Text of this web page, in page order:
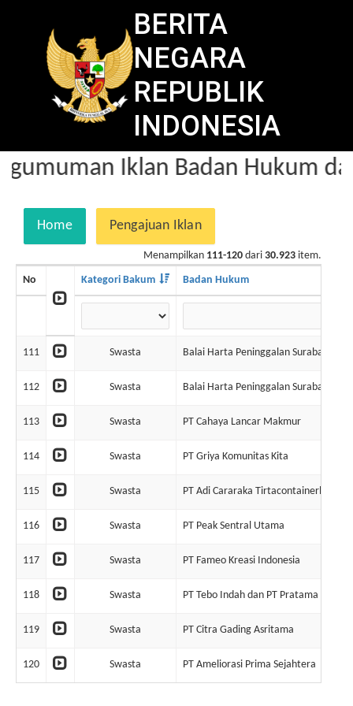
BERITA
NEGARA
REPUBLIK
INDONESIA
Iklan Badan Hukum
Home Pengajuan Iklan
Menampilkan 111-120 dari 30.923 item.
No Kategori Bakum Badan Hukum
111 Swasta Balai Harta Peninggalan Surabaya
112 Swasta Balai Harta Peninggalan Surabaya
113 Swasta PT Cahaya Lancar Makmur
114 Swasta PT Griya Komunitas Kita
115 Swasta PT Adi Cararaka Tirtacontainerline
116 Swasta PT Peak Sentral Utama
117 Swasta PT Fameo Kreasi Indonesia
118 Swasta PT Tebo Indah dan PT Pratama Agro
119 Swasta PT Citra Gading Asritama
120 Swasta PT Ameliorasi Prima Sejahtera